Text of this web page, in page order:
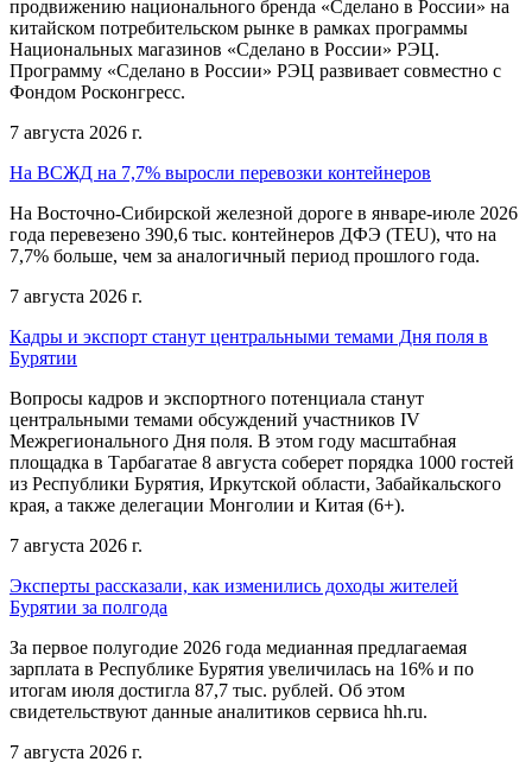
продвижению национального бренда «Сделано в России» на
китайском потребительском рынке в рамках программы
Национальных магазинов «Сделано в России» РЭЦ.
Программу «Сделано в России» РЭЦ развивает совместно с
Фондом Росконгресс.
7 августа 2026 г.
На ВСЖД на 7,7% выросли перевозки контейнеров
На Восточно-Сибирской железной дороге в январе-июле 2026
года перевезено 390,6 тыс. контейнеров ДФЭ (TEU), что на
7,7% больше, чем за аналогичный период прошлого года.
7 августа 2026 г.
Кадры и экспорт станут центральными темами Дня поля в
Бурятии
Вопросы кадров и экспортного потенциала станут
центральными темами обсуждений участников IV
Межрегионального Дня поля. В этом году масштабная
площадка в Тарбагатае 8 августа соберет порядка 1000 гостей
из Республики Бурятия, Иркутской области, Забайкальского
края, а также делегации Монголии и Китая (6+).
7 августа 2026 г.
Эксперты рассказали, как изменились доходы жителей
Бурятии за полгода
За первое полугодие 2026 года медианная предлагаемая
зарплата в Республике Бурятия увеличилась на 16% и по
итогам июля достигла 87,7 тыс. рублей. Об этом
свидетельствуют данные аналитиков сервиса hh.ru.
7 августа 2026 г.